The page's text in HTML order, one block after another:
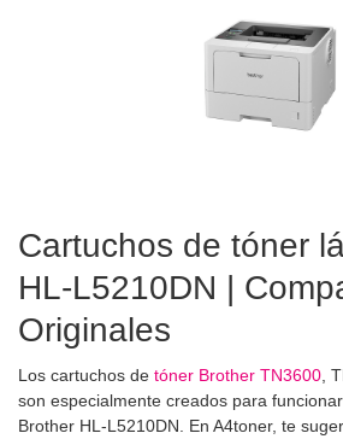
Cartuchos de tóner
HL-L5210DN |
Originales
Los cartuchos de tóner Brother TN3600 ,
son especialmente creados para
Brother HL-L5210DN. En A4toner, te